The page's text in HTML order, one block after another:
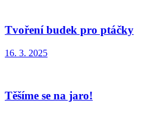
Tvoření budek pro ptáčky
16. 3. 2025
Těšíme se na jaro!